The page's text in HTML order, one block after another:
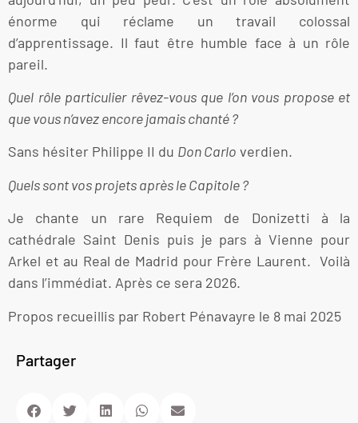
énorme qui réclame un travail colossal
d’apprentissage. Il faut être humble face à un rôle
pareil.
Quel rôle particulier rêvez-vous que l’on vous propose et
que vous n’avez encore jamais chanté ?
Sans hésiter Philippe II du Don Carlo verdien.
Quels sont vos projets après le Capitole ?
Je chante un rare Requiem de Donizetti à la
cathédrale Saint Denis puis je pars à Vienne pour
Arkel et au Real de Madrid pour Frère Laurent. Voilà
dans l’immédiat. Après ce sera 2026.
Propos recueillis par Robert Pénavayre le 8 mai 2025
Partager